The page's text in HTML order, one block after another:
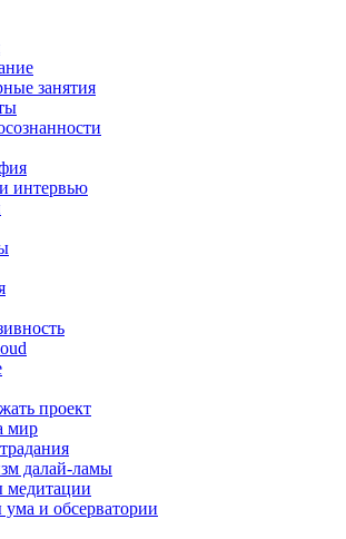
занятия
интервью
проект
мир
далай-ламы
медитации
и обсерватории